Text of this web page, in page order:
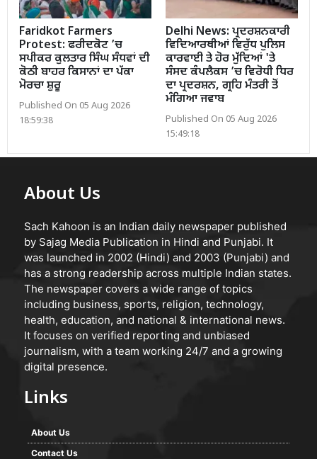
Faridkot Farmers
Protest: ਫਰੀਦਕੋਟ ’ਚ
ਸਪੀਕਰ ਕੁਲਤਾਰ ਸਿੰਘ ਸੰਧਵਾਂ ਦੀ
ਕੋਠੀ ਬਾਹਰ ਕਿਸਾਨਾਂ ਦਾ ਪੱਕਾ
ਮੋਰਚਾ ਸ਼ੁਰੂ
Published On 05 Aug 2026
18:59:38
Delhi News: ਪ੍ਰਦਰਸ਼ਨਕਾਰੀ
ਵਿਦਿਆਰਥੀਆਂ ਵਿਰੁੱਧ ਪੁਲਿਸ
ਕਾਰਵਾਈ ਤੇ ਹੋਰ ਮੁੱਦਿਆਂ 'ਤੇ
ਸੰਸਦ ਕੰਪਲੈਕਸ ’ਚ ਵਿਰੋਧੀ ਧਿਰ
ਦਾ ਪ੍ਰਦਰਸ਼ਨ, ਗ੍ਰਹਿ ਮੰਤਰੀ ਤੋਂ
ਮੰਗਿਆ ਜਵਾਬ
Published On 05 Aug 2026
15:49:18
About Us
Sach Kahoon is an Indian daily newspaper published
by Sajag Media Publication in Hindi and Punjabi. It
was launched in 2002 (Hindi) and 2003 (Punjabi) and
has a strong readership across multiple Indian states.
The newspaper covers a wide range of topics
including business, sports, religion, technology,
health, education, and national & international news.
It focuses on verified reporting and unbiased
journalism, with a team working 24/7 and a growing
digital presence.
Links
About Us
Contact Us